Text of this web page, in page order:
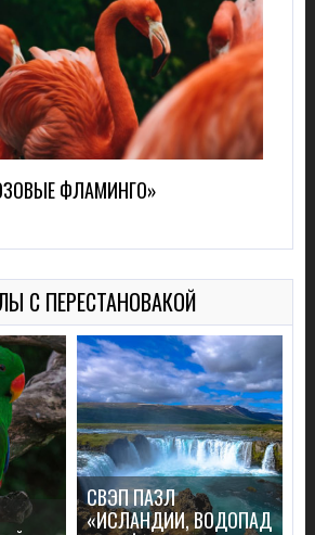
С ПЕРЕСТАНОВАКОЙ
СВЭП ПАЗЛ
«ИСЛАНДИИ, ВОДОПАД
ФЛАМИНГО»